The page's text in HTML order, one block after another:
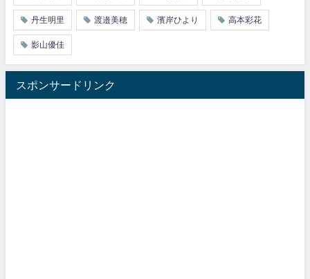
丹生明里 渡邉美穂 濱岸ひより 高本彩花
影山優佳
スポンサードリンク